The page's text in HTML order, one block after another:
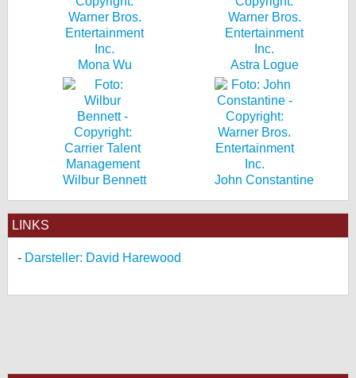
Mona Wu Astra Logue
Wilbur Bennett John Constantine
LINKS
Darsteller: David Harewood